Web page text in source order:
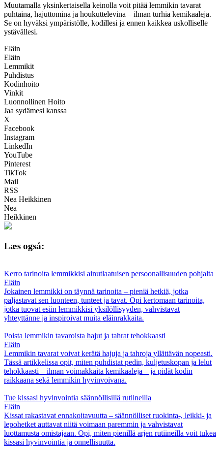
Muutamalla yksinkertaisella keinolla voit pitää lemmikin tavarat
puhtaina, hajuttomina ja houkuttelevina – ilman turhia kemikaaleja.
Se on hyväksi ympäristölle, kodillesi ja ennen kaikkea uskolliselle
ystävällesi.
Eläin
Eläin
Lemmikit
Puhdistus
Kodinhoito
Vinkit
Luonnollinen Hoito
Jaa sydämesi kanssa
X
Facebook
Instagram
LinkedIn
YouTube
Pinterest
TikTok
Mail
RSS
Nea Heikkinen
Nea
Heikkinen
Læs også:
Kerro tarinoita lemmikkisi ainutlaatuisen persoonallisuuden pohjalta
Eläin
Jokainen lemmikki on täynnä tarinoita – pieniä hetkiä, jotka
paljastavat sen luonteen, tunteet ja tavat. Opi kertomaan tarinoita,
jotka tuovat esiin lemmikkisi yksilöllisyyden, vahvistavat
yhteyttänne ja inspiroivat muita eläinrakkaita.
Poista lemmikin tavaroista hajut ja tahrat tehokkaasti
Eläin
Lemmikin tavarat voivat kerätä hajuja ja tahroja yllättävän nopeasti.
Tässä artikkelissa opit, miten puhdistat pedin, kuljetuskopan ja lelut
tehokkaasti – ilman voimakkaita kemikaaleja – ja pidät kodin
raikkaana sekä lemmikin hyvinvoivana.
Tue kissasi hyvinvointia säännöllisillä rutiineilla
Eläin
Kissat rakastavat ennakoitavuutta – säännölliset ruokinta-, leikki- ja
lepohetket auttavat niitä voimaan paremmin ja vahvistavat
luottamusta omistajaan. Opi, miten pienillä arjen rutiineilla voit tukea
kissasi hyvinvointia ja onnellisuutta.